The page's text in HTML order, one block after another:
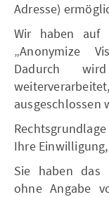
Adresse)
Wir haben auf
„Anonymize
Dadurch
ausgeschlossen
Ihre Einwilligung,
Sie haben das
ohne Angabe